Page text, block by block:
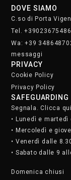
DOVE SIAMO
C.so di Porta
Tel.
Wa: +39
messaggi
PRIVACY
Cookie Policy
Privacy Policy
SAFEGUARDING
Segnala. Clicca qui
• Lunedì e
• Mercoledì e
• Venerdì dalle
• Sabato dalle 9
Domenica chiusi